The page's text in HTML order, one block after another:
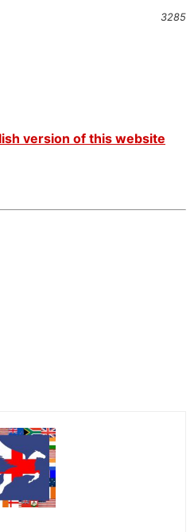
3285
version of this website